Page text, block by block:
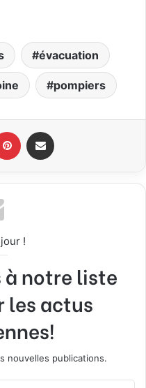
évacuation
pompiers
!
notre liste
les actus
nouvelles publications.